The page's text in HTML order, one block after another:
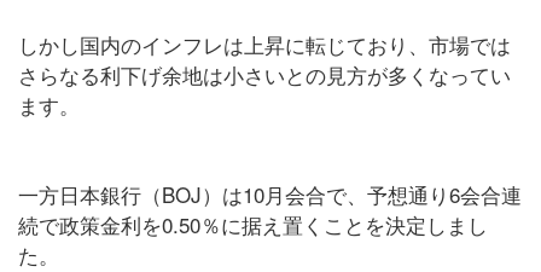
しかし国内のインフレは上昇に転じており、市場では
さらなる利下げ余地は小さいとの見方が多くなってい
ます。
一方日本銀行（BOJ）は10月会合で、予想通り6会合連
続で政策金利を0.50％に据え置くことを決定しまし
た。